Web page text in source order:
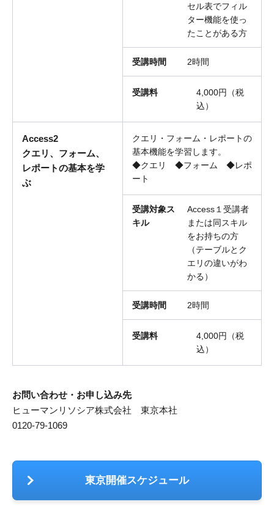
セル表でフィル
ター機能を使っ
たことがある方
受講時間 2時間
受講料
4,000円（税
込）
Access2
クエリ、フォーム、
レポートの基本を学
ぶ
クエリ・フォーム・レポートの
基本機能を学習します。
◆クエリ ◆フォーム ◆レポ
ート
受講対象ス
キル
Access１受講者
または同スキル
をお持ちの方
（テーブルとク
エリの違いがわ
かる）
受講時間 2時間
受講料
4,000円（税
込）
お問い合わせ・お申し込み先
ヒューマンリソシア株式会社 東京本社
0120-79-1069
東京開催スケジュール